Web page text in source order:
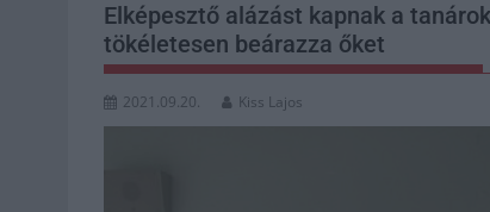
Elképesztő alázást kapnak a
tökéletesen beárazza őket
2021.09.20. Kiss Lajos